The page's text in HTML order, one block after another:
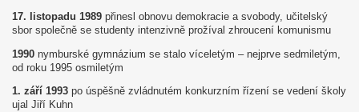
17. listopadu 1989 přinesl obnovu demokracie a svobody, učitelský
sbor společně se studenty intenzivně prožíval zhroucení komunismu
1990 nymburské gymnázium se stalo víceletým – nejprve sedmiletým,
od roku 1995 osmiletým
1. září 1993 po úspěšně zvládnutém konkurzním řízení se vedení školy
ujal Jiří Kuhn